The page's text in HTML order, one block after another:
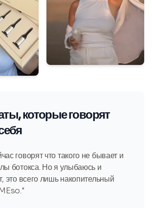
которые говорят
говорят что такого не бывает и
ботокса. Но я улыбаюсь и
это всего лишь накопительный